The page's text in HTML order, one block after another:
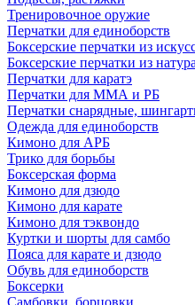
Тренировочное оружие
Перчатки для единоборств
Боксерские перчатки из
Боксерские перчатки из
Перчатки для каратэ
Перчатки для ММА и РБ
Перчатки снарядные,
Одежда для единоборств
Кимоно для АРБ
Трико для борьбы
Боксерская форма
Кимоно для дзюдо
Кимоно для карате
Кимоно для тэквондо
Куртки и шорты для самбо
Пояса для карате и дзюдо
Обувь для единоборств
Боксерки
Самбовки, борцовки